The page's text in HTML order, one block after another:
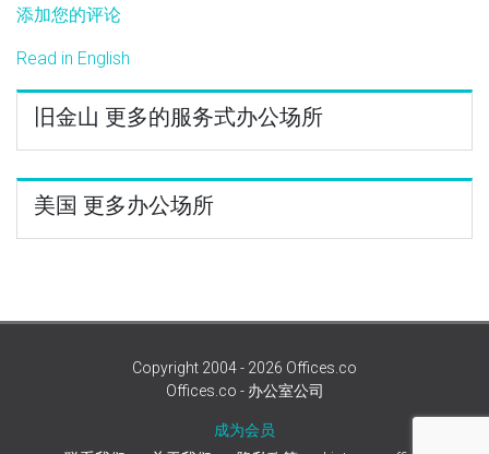
添加您的评论
Read in English
旧金山 更多的服务式办公场所
美国 更多办公场所
Copyright 2004 - 2026 Offices.co
Offices.co - 办公室公司
成为会员